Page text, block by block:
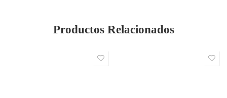
Productos Relacionados